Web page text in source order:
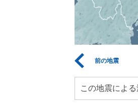
前の地震
この地震によ